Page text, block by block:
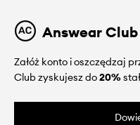
Answear Club
Załóż konto i oszczędzaj
Club zyskujesz do20%